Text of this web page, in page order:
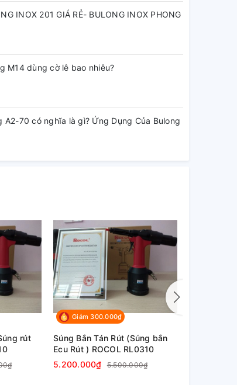
INOX 201 GIÁ RẺ- BULONG INOX PHONG
M14 dùng cờ lê bao nhiêu?
A2-70 có nghĩa là gì? Ứng Dụng Của Bulong
rút
Giảm 300.000₫
Súng Bắn Tán Rút (Súng bắn
Ecu Rút ) ROCOL RL0310
5.200.000₫
5.500.000₫